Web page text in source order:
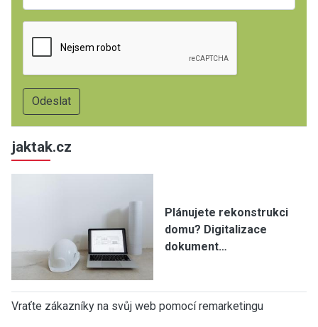
jaktak.cz
Plánujete rekonstrukci
domu? Digitalizace
dokument…
Vraťte zákazníky na svůj web pomocí remarketingu